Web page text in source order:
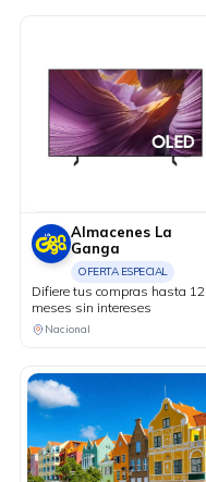
Almacenes La
Ganga
OFERTA ESPECIAL
Difiere tus compras hasta 12
meses sin intereses
Nacional